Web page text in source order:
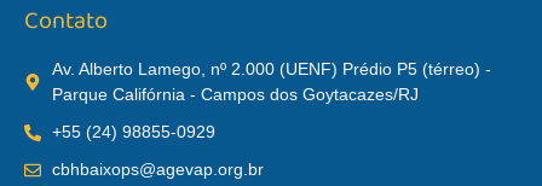
Contato
Av. Alberto Lamego, nº 2.000 (UENF) Prédio P5 (térreo) -
Parque Califórnia - Campos dos Goytacazes/RJ
+55 (24) 98855-0929
cbhbaixops@agevap.org.br